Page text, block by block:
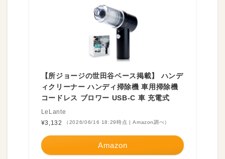
【所ジョージの世田谷ベース掲載】 ハンデ
ィクリーナー ハンディ掃除機 車用掃除機
コードレス ブロワー USB-C 車 充電式
LeLante
¥3,132
（2026/06/16 18:29時点 | Amazon調べ）
Amazon